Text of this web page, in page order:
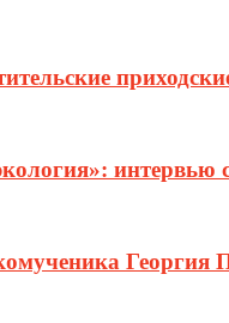
интервью
Георгия